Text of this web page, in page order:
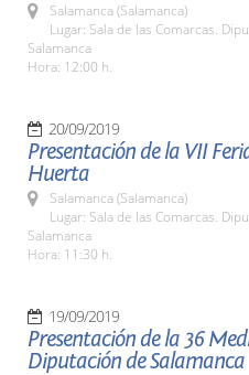
Salamanca (Salamanca)
Lugar: Sala de las Comarcas.
Salamanca
Hora: 12:00 h.
20/09/2019
Presentación de la VII
Huerta
Salamanca (Salamanca)
Lugar: Sala de las Comarcas.
Salamanca
Hora: 11:30 h.
19/09/2019
Presentación de la 36
Diputación de Salamanca